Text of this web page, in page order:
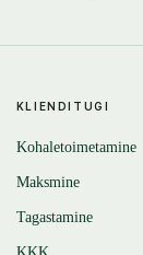
KLIENDITUGI
Kohaletoimetamine
Maksmine
Tagastamine